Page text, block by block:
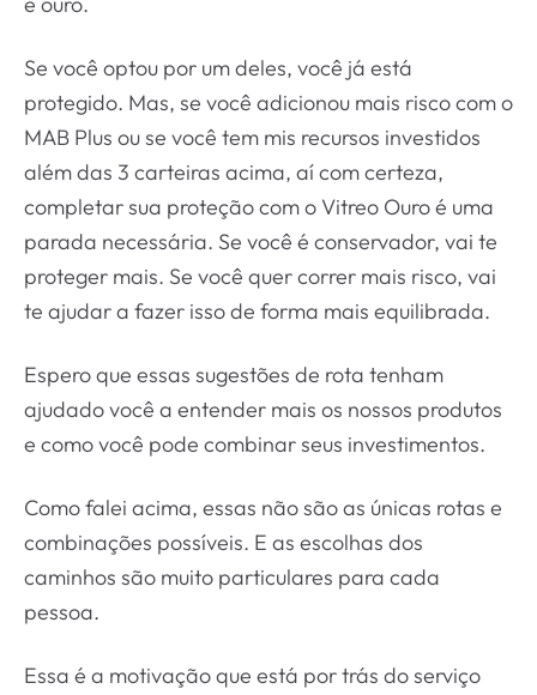
Se você optou por um deles, você já está
protegido. Mas, se você adicionou mais risco com o
MAB Plus ou se você tem mis recursos investidos
além das 3 carteiras acima, aí com certeza,
completar sua proteção com o Vitreo Ouro é uma
parada necessária. Se você é conservador, vai te
proteger mais. Se você quer correr mais risco, vai
te ajudar a fazer isso de forma mais equilibrada.
Espero que essas sugestões de rota tenham
ajudado você a entender mais os nossos produtos
e como você pode combinar seus investimentos.
Como falei acima, essas não são as únicas rotas e
combinações possíveis. E as escolhas dos
caminhos são muito particulares para cada
pessoa.
Essa é a motivação que está por trás do serviço